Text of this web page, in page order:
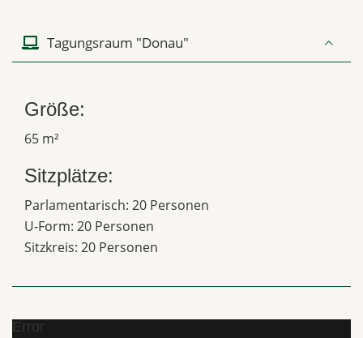
Tagungsraum "Donau"
Größe:
65 m²
Sitzplätze:
Parlamentarisch: 20 Personen
U-Form: 20 Personen
Sitzkreis: 20 Personen
Error